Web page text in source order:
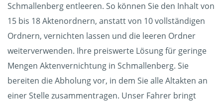
Schmallenberg entleeren. So können Sie den Inhalt von
15 bis 18 Aktenordnern, anstatt von 10 vollständigen
Ordnern, vernichten lassen und die leeren Ordner
weiterverwenden. Ihre preiswerte Lösung für geringe
Mengen Aktenvernichtung in Schmallenberg. Sie
bereiten die Abholung vor, in dem Sie alle Altakten an
einer Stelle zusammentragen. Unser Fahrer bringt